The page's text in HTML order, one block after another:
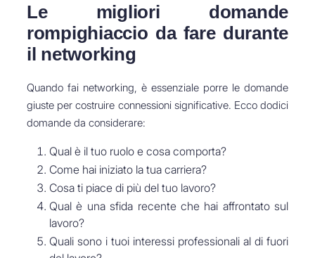
Le migliori domande
rompighiaccio da fare durante
il networking
Quando fai networking, è essenziale porre le domande
giuste per costruire connessioni significative. Ecco dodici
domande da considerare:
Qual è il tuo ruolo e cosa comporta?
Come hai iniziato la tua carriera?
Cosa ti piace di più del tuo lavoro?
Qual è una sfida recente che hai affrontato sul
lavoro?
Quali sono i tuoi interessi professionali al di fuori